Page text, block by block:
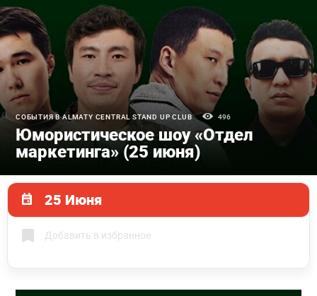
СОБЫТИЯ В ALMATY CENTRAL STAND UP CLUB 496
Юмористическое шоу «Отдел
маркетинга» (25 июня)
25 Июня
Добавить в избранное